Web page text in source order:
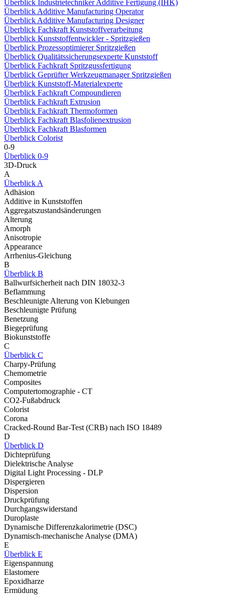
Überblick Industrietechniker Additive Fertigung (IHK)
Überblick Additive Manufacturing Operator
Überblick Additive Manufacturing Designer
Überblick Fachkraft Kunststoffverarbeitung
Überblick Kunststoffentwickler - Spritzgießen
Überblick Prozessoptimierer Spritzgießen
Überblick Qualitätssicherungsexperte Kunststoff
Überblick Fachkraft Spritzgussfertigung
Überblick Geprüfter Werkzeugmanager Spritzgießen
Überblick Kunststoff-Materialexperte
Überblick Fachkraft Compoundieren
Überblick Fachkraft Extrusion
Überblick Fachkraft Thermoformen
Überblick Fachkraft Blasfolienextrusion
Überblick Fachkraft Blasformen
Überblick Colorist
0-9
Überblick 0-9
3D-Druck
A
Überblick A
Adhäsion
Additive in Kunststoffen
Aggregatszustandsänderungen
Alterung
Amorph
Anisotropie
Appearance
Arrhenius-Gleichung
B
Überblick B
Ballwurfsicherheit nach DIN 18032-3
Beflammung
Beschleunigte Alterung von Klebungen
Beschleunigte Prüfung
Benetzung
Biegeprüfung
Biokunststoffe
C
Überblick C
Charpy-Prüfung
Chemometrie
Composites
Computertomographie - CT
CO2-Fußabdruck
Colorist
Corona
Cracked-Round Bar-Test (CRB) nach ISO 18489
D
Überblick D
Dichteprüfung
Dielektrische Analyse
Digital Light Processing - DLP
Dispergieren
Dispersion
Druckprüfung
Durchgangswiderstand
Duroplaste
Dynamische Differenzkalorimetrie (DSC)
Dynamisch-mechanische Analyse (DMA)
E
Überblick E
Eigenspannung
Elastomere
Epoxidharze
Ermüdung